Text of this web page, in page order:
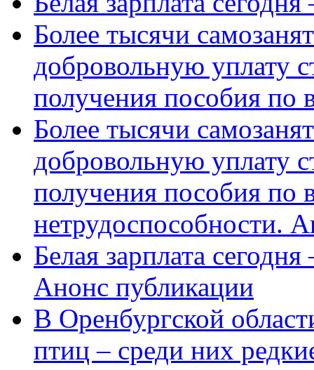
Более тысячи
добровольную уплату
получения пособия по
Более тысячи
добровольную уплату
получения пособия по
нетрудоспособности.
Белая зарплата
Анонс публикации
В Оренбургской
птиц – среди них